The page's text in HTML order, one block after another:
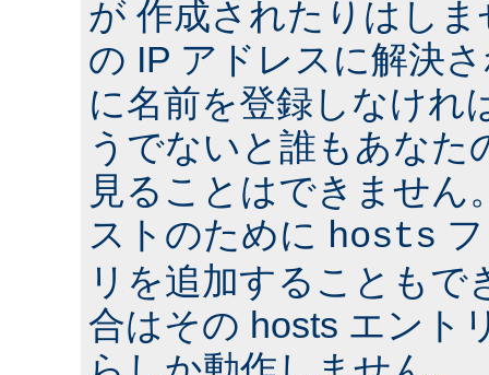
が 作成されたりはし
の IP アドレスに解決
に名前を登録しなけれ
うでないと誰もあなた
見ることはできません
ストのために hosts
リを追加することもで
合はその hosts エント